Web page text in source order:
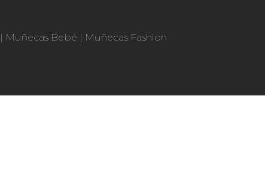
| Muñecas Bebé | Muñecas Fashion